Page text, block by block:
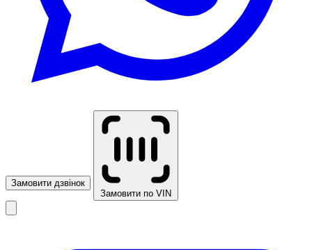
Замовити дзвінок
Замовити по VIN